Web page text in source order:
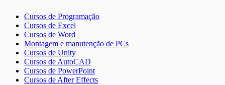
Cursos de Programação
Cursos de Excel
Cursos de Word
Montagem e manutenção de PCs
Cursos de Unity
Cursos de AutoCAD
Cursos de PowerPoint
Cursos de After Effects